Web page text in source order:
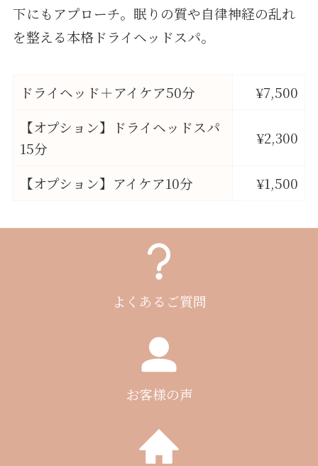
下にもアプローチ。眠りの質や自律神経の乱れ
を整える本格ドライヘッドスパ。
ドライヘッド＋アイケア50分
¥7,500
【オプション】ドライヘッドスパ
15分
¥2,300
【オプション】アイケア10分 ¥1,500
よくあるご質問
お客様の声